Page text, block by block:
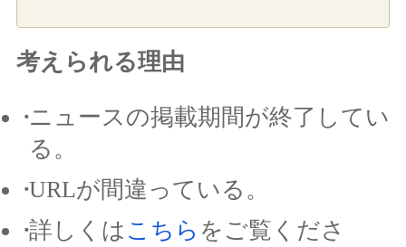
考えられる理由
ニュースの掲載期間が終了してい
る。
URLが間違っている。
詳しくは こちら をご覧くださ